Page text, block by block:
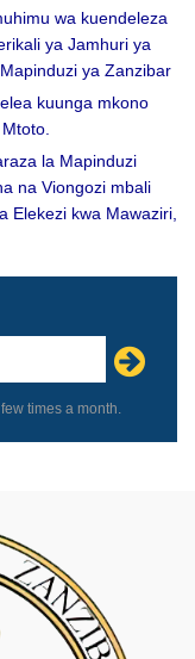
wa kuendeleza
ya Jamhuri ya
ya Zanzibar
kuunga mkono
la Mapinduzi
na Viongozi mbali
Elekezi kwa Mawaziri,
times a month.